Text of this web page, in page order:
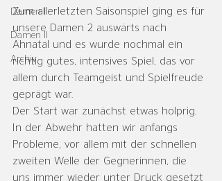
Damen I
Damen II
Archiv
Zum allerletzten Saisonspiel ging es für
unsere Damen 2 auswärts nach
Ahnatal und es wurde nochmal ein
richtig gutes, intensives Spiel, das vor
allem durch Teamgeist und Spielfreude
geprägt war.
Der Start war zunächst etwas holprig.
In der Abwehr hatten wir anfangs
Probleme, vor allem mit der schnellen
zweiten Welle der Gegnerinnen, die
uns immer wieder unter Druck gesetzt